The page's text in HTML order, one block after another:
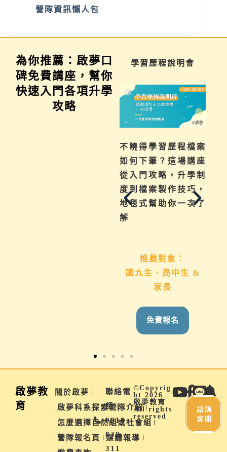
營隊資訊懶人包
為你推薦：啟夢口
碑免費講座，幫你
快速入門各項升學
攻略
家長講座 學習歷程說明會
不曉得學習歷程檔案
如何下筆？這場講座
從入門攻略，升學制
度到檔案製作技巧，
地毯式幫助你一次了
解
推薦對象：
國九生、高中生 &
家長
免費報名
啟夢教
育
關於啟夢
啟夢科系探索營隊介紹
怎麼選擇自然組或社會組
營隊報名頁
媒體報導
聯絡電
話 |
0910-
838-
311
©Copyrig
ht 2026
啟夢教育
All rights
reserved
諮詢
客服